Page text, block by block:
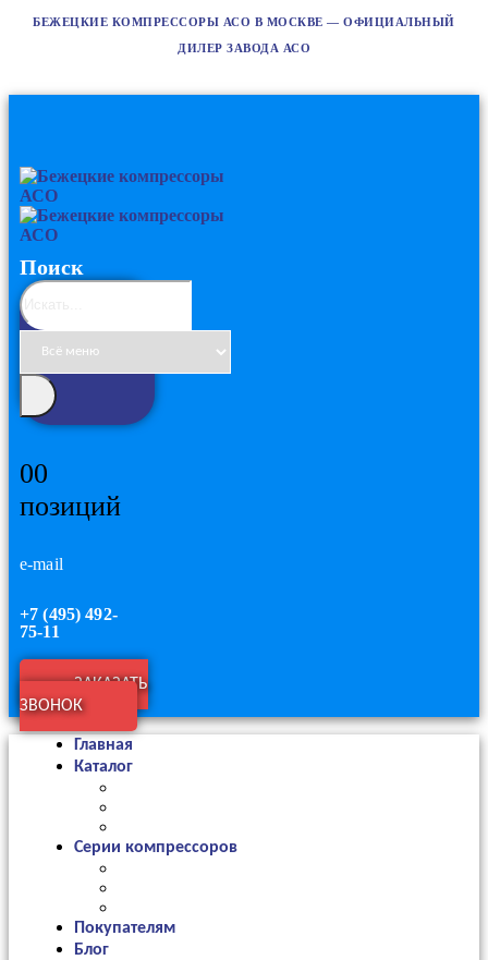
БЕЖЕЦКИЕ КОМПРЕССОРЫ АСО В МОСКВЕ — ОФИЦИАЛЬНЫЙ
ДИЛЕР ЗАВОДА АСО
Поиск
00
позиций
e-mail
+7 (495) 492-
75-11
ЗАКАЗАТЬ
ЗВОНОК
Главная
Каталог
Серии компрессоров
Покупателям
Блог